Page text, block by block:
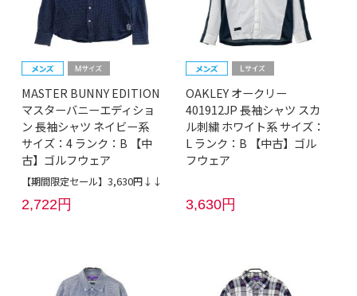
MASTER BUNNY EDITION
マスターバニーエディショ
ン 長袖シャツ ネイビー系
サイズ：4 ランク：B 【中
古】ゴルフウェア
【期間限定セール】3,630円↓↓
2,722円
OAKLEY オークリー
401912JP 長袖シャツ スカ
ル刺繍 ホワイト系 サイズ：
L ランク：B 【中古】ゴル
フウェア
3,630円